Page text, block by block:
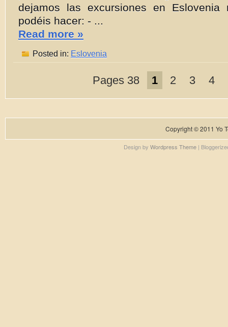
dejamos las excursiones en Eslovenia
podéis hacer: - ...
Read more »
Posted in: Eslovenia
Pages 38 1 2 3 4
Copyright © 2011 Yo
Design by Wordpress Theme|